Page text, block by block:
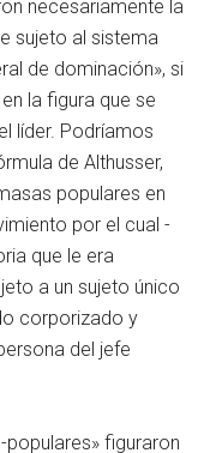
necesariamente la
sujeto al sistema
de dominación», si
la figura que se
líder. Podríamos
de Althusser,
populares en
por el cual -
que le era
a un sujeto único
corporizado y
del jefe
figuraron